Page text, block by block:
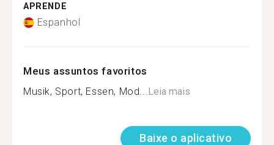
APRENDE
Espanhol
Meus assuntos favoritos
Musik, Sport, Essen, Mod...Leia mais
Baixe o aplicativo